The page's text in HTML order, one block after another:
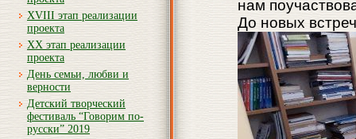
XVIII этап реализации
проекта
XX этап реализации
проекта
День семьи, любви и
верности
Детский творческий
фестиваль “Говорим по-
русски” 2019
нам
До новых